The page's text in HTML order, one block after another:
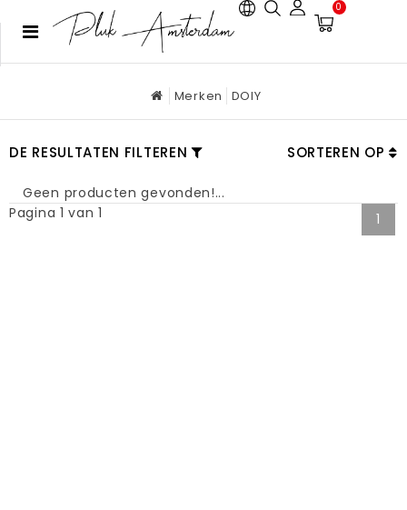
0
Merken DOIY
DE RESULTATEN FILTEREN SORTEREN OP
Geen producten gevonden!...
Pagina 1 van 1
1